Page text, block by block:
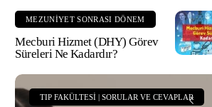
MEZUNIYET SONRASI DÖNEM
Mecburi Hizmet (DHY) Görev
Süreleri Ne Kadardır?
TIP FAKÜLTESI | SORULAR VE CEVAPLAR